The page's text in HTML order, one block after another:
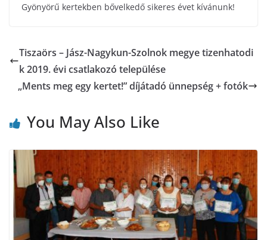
Gyönyörű kertekben bővelkedő sikeres évet kívánunk!
Tiszaörs – Jász-Nagykun-Szolnok megye tizenhatodi
k 2019. évi csatlakozó települése
„Ments meg egy kertet!” díjátadó ünnepség + fotók
You May Also Like